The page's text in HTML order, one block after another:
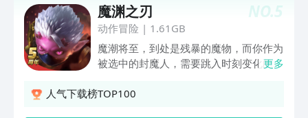
NO.5
魔渊之刃
动作冒险 | 1.61GB
魔潮将至，到处是残暴的魔物，而你作为
被选中的封魔人，需要跳入时刻变化的暗
路，凭借操作战胜每一个魔物，进入深渊
更多
人气下载榜TOP100